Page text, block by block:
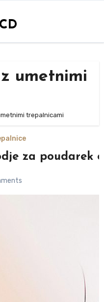
umetnimi
trepalnicami
za poudarek